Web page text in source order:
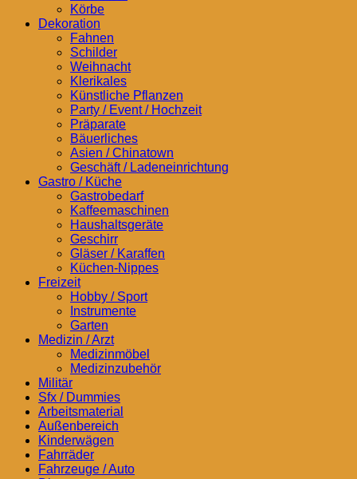
Körbe
Dekoration
Fahnen
Schilder
Weihnacht
Klerikales
Künstliche Pflanzen
Party / Event / Hochzeit
Präparate
Bäuerliches
Asien / Chinatown
Geschäft / Ladeneinrichtung
Gastro / Küche
Gastrobedarf
Kaffeemaschinen
Haushaltsgeräte
Geschirr
Gläser / Karaffen
Küchen-Nippes
Freizeit
Hobby / Sport
Instrumente
Garten
Medizin / Arzt
Medizinmöbel
Medizinzubehör
Militär
Sfx / Dummies
Arbeitsmaterial
Außenbereich
Kinderwägen
Fahrräder
Fahrzeuge / Auto